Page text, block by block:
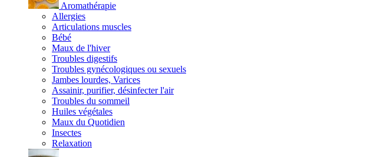
Aromathérapie
Allergies
Articulations muscles
Bébé
Maux de l'hiver
Troubles digestifs
Troubles gynécologiques ou sexuels
Jambes lourdes, Varices
Assainir, purifier, désinfecter l'air
Troubles du sommeil
Huiles végétales
Maux du Quotidien
Insectes
Relaxation